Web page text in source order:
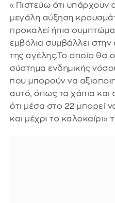
«Πιστεύω ότι υπάρχουν
μεγάλη αύξηση
προκαλεί ήπια
εμβόλια συμβάλλει στην
της αγέλης.Το οποίο θα
σύστημα ενδημικής
που μπορούν να
αυτό, όπως τα χάπια και
ότι μέσα στο 22 μπορεί
και μέχρι το καλοκαίρι»